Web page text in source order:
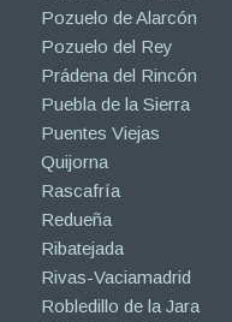
Pozuelo de Alarcón
Pozuelo del Rey
Prádena del Rincón
Puebla de la Sierra
Puentes Viejas
Quijorna
Rascafría
Redueña
Ribatejada
Rivas-Vaciamadrid
Robledillo de la Jara